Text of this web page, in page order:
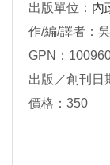
出版單位： 內
作/編/譯者：
GPN：
出版／創刊日
價格：350